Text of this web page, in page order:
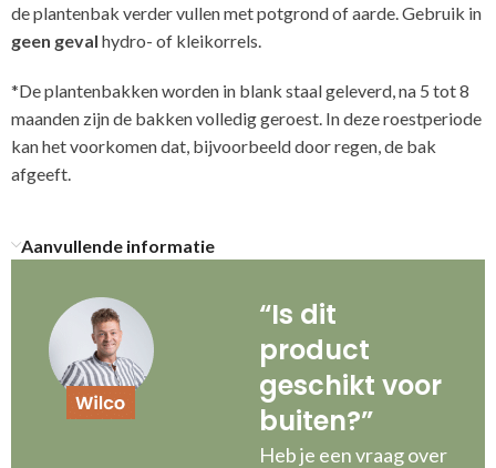
de plantenbak verder vullen met potgrond of aarde. Gebruik in
geen geval hydro- of kleikorrels.
*De plantenbakken worden in blank staal geleverd, na 5 tot 8
maanden zijn de bakken volledig geroest. In deze roestperiode
kan het voorkomen dat, bijvoorbeeld door regen, de bak
afgeeft.
Aanvullende informatie
“Is dit
product
geschikt voor
buiten?”
Heb je een vraag over